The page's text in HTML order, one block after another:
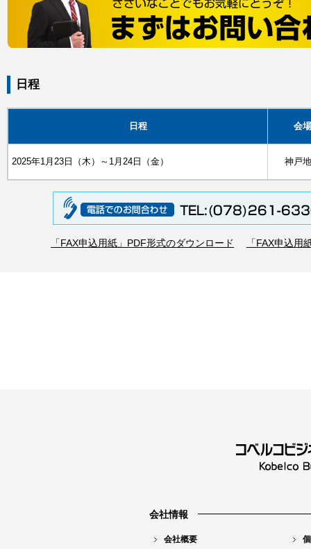
日程
日程 会場
2025年1月23日（木）～1月24日（金） 神戸
「FAX申込用紙」PDF形式のダウンロード 「FAX申込用
会社情報
会社概要